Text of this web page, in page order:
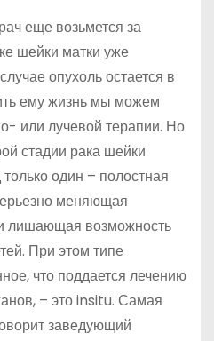
еще возьмется за
шейки матки уже
опухоль остается в
ему жизнь мы можем
или лучевой терапии. Но
стадии рака шейки
один – полостная
меняющая
лишающая возможность
При этом типе
что поддается лечению
– это insitu. Самая
заведующий